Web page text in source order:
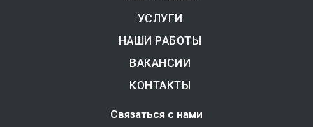
УСЛУГИ
НАШИ РАБОТЫ
ВАКАНСИИ
КОНТАКТЫ
Связаться с нами